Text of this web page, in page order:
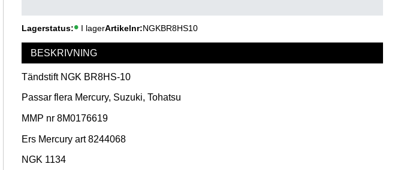
Lagerstatus I lagerArtikelnr NGKBR8HS10
BESKRIVNING
Tändstift NGK BR8HS-10
Passar flera Mercury, Suzuki, Tohatsu
MMP nr 8M0176619
Ers Mercury art 8244068
NGK 1134